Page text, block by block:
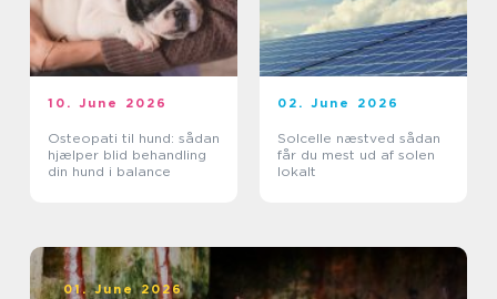
10. June 2026
Osteopati til hund: sådan
hjælper blid behandling
din hund i balance
02. June 2026
Solcelle næstved sådan
får du mest ud af solen
lokalt
01. June 2026